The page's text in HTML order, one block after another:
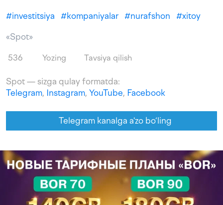
#investitsiya #kompaniyalar #nurafshon #xitoy
«Spot»
536 Yozing Tavsiya qilish
Spot — sizga qulay formatda:
Telegram, Instagram, YouTube, Facebook
Telegram kanalga a'zo bo‘ling